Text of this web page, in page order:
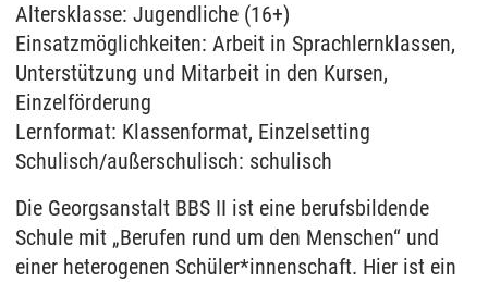
Altersklasse: Jugendliche (16+)
Einsatzmöglichkeiten: Arbeit in Sprachlernklassen,
Unterstützung und Mitarbeit in den Kursen,
Einzelförderung
Lernformat: Klassenformat, Einzelsetting
Schulisch/außerschulisch: schulisch
Die Georgsanstalt BBS II ist eine berufsbildende
Schule mit „Berufen rund um den Menschen“ und
einer heterogenen Schüler*innenschaft. Hier ist ein